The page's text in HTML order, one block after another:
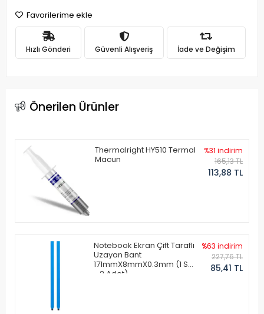
Favorilerime ekle
Hızlı Gönderi Güvenli Alışveriş İade ve Değişim
Önerilen Ürünler
Thermalright HY510 Termal
Macun
%31 indirim
165,13 TL
113,88 TL
Notebook Ekran Çift Taraflı
Uzayan Bant
171mmX8mmX0.3mm (1 Set
- 2 Adet)
%63 indirim
227,76 TL
85,41 TL